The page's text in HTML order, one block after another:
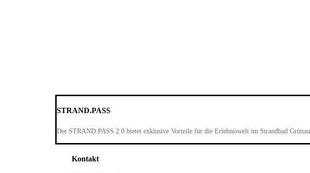
STRAND.PASS
Der STRAND.PASS 2.0 bietet exklusive Vorteile für die Erlebniswelt im Strandbad Grünau.
Kontakt